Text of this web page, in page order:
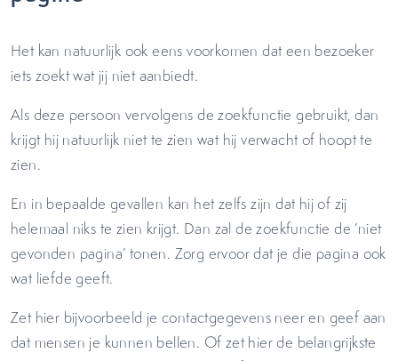
Het kan natuurlijk ook eens voorkomen dat een bezoeker
iets zoekt wat jij niet aanbiedt.
Als deze persoon vervolgens de zoekfunctie gebruikt, dan
krijgt hij natuurlijk niet te zien wat hij verwacht of hoopt te
zien.
En in bepaalde gevallen kan het zelfs zijn dat hij of zij
helemaal niks te zien krijgt. Dan zal de zoekfunctie de ‘niet
gevonden pagina’ tonen. Zorg ervoor dat je die pagina ook
wat liefde geeft.
Zet hier bijvoorbeeld je contactgegevens neer en geef aan
dat mensen je kunnen bellen. Of zet hier de belangrijkste